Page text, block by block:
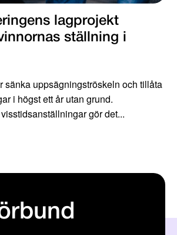
lagprojekt
ställning i
sänka uppsägningströskeln och tillåta
i högst ett år utan grund.
gör det...